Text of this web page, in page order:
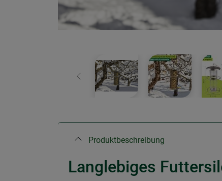
Zurück
Produktbeschreibung
Langlebiges